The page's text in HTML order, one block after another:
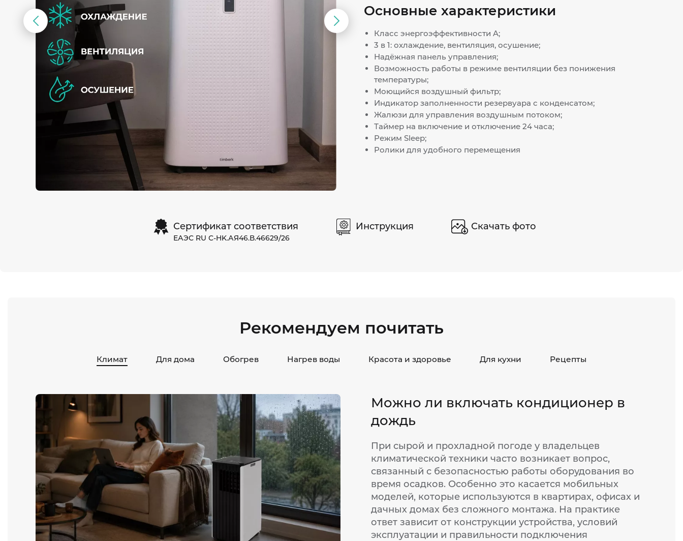
Предыдущий
слайд
Следующий
Основные характеристики
Класс энергоэффективности A;
3 в 1: охлаждение, вентиляция, осушение;
Надёжная панель управления;
Возможность работы в режиме вентиляции без понижения
температуры;
Моющийся воздушный фильтр;
Индикатор заполненности резервуара с конденсатом;
Жалюзи для управления воздушным потоком;
Таймер на включение и отключение 24 часа;
Режим Sleep;
Ролики для удобного перемещения
Сертификат соответствия
ЕАЭС RU С-HK.АЯ46.В.46629/26
Инструкция Скачать фото
Рекомендуем почитать
Климат Для дома Обогрев Нагрев воды Красота и здоровье Для кухни Рецепты
Можно ли включать кондиционер в
дождь
При сырой и прохладной погоде у владельцев
климатической техники часто возникает вопрос,
связанный с безопасностью работы оборудования во
время осадков. Особенно это касается мобильных
моделей, которые используются в квартирах, офисах и
дачных домах без сложного монтажа. На практике
ответ зависит от конструкции устройства, условий
эксплуатации и правильности подключения